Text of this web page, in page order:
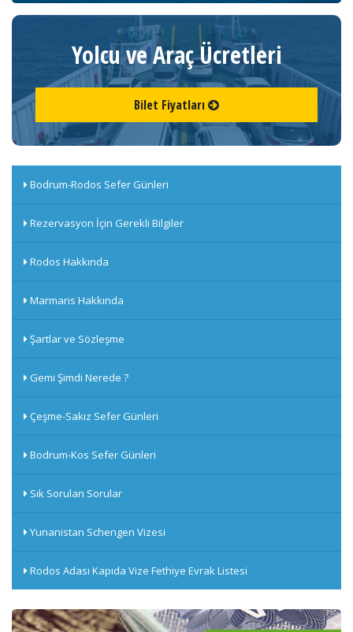
Yolcu ve Araç Ücretleri
Bilet Fiyatları
Bodrum-Rodos Sefer Günleri
Rezervasyon İçin Gerekli Bilgiler
Rodos Hakkında
Marmaris Hakkında
Şartlar ve Sözleşme
Gemi Şimdi Nerede ?
Çeşme-Sakız Sefer Günleri
Bodrum-Kos Sefer Günleri
Sık Sorulan Sorular
Yunanistan Schengen Vizesi
Rodos Adası Kapıda Vize Fethiye Evrak Listesi